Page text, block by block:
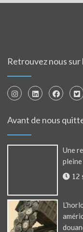
Retrouvez nous
Avant de nous
Une
12